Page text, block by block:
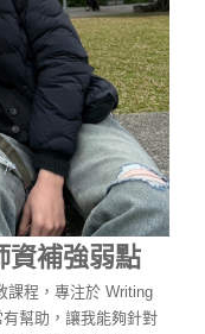
資補強弱點
課程，專注於 Writing
幫助，讓我能夠針對